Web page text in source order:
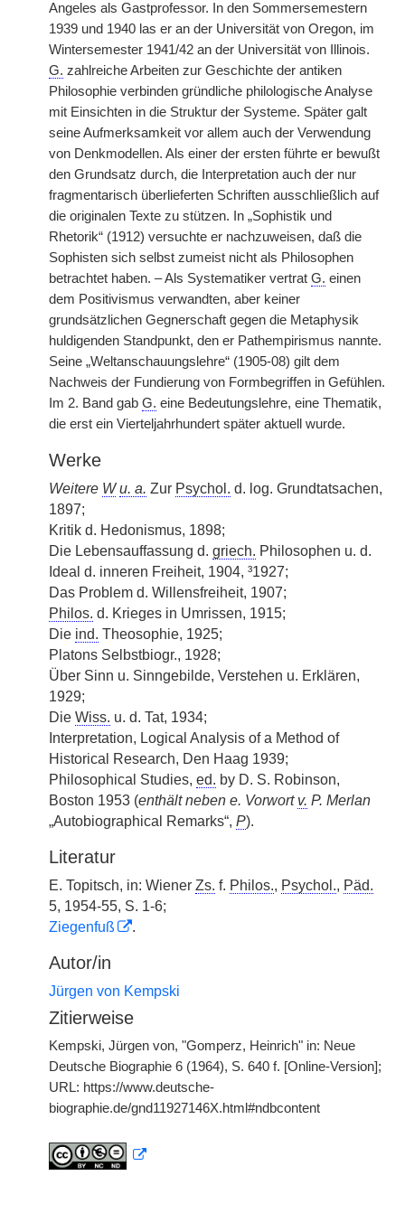
Angeles als Gastprofessor. In den Sommersemestern
1939 und 1940 las er an der Universität von Oregon, im
Wintersemester 1941/42 an der Universität von Illinois.
G. zahlreiche Arbeiten zur Geschichte der antiken
Philosophie verbinden gründliche philologische Analyse
mit Einsichten in die Struktur der Systeme. Später galt
seine Aufmerksamkeit vor allem auch der Verwendung
von Denkmodellen. Als einer der ersten führte er bewußt
den Grundsatz durch, die Interpretation auch der nur
fragmentarisch überlieferten Schriften ausschließlich auf
die originalen Texte zu stützen. In „Sophistik und
Rhetorik“ (1912) versuchte er nachzuweisen, daß die
Sophisten sich selbst zumeist nicht als Philosophen
betrachtet haben. – Als Systematiker vertrat G. einen
dem Positivismus verwandten, aber keiner
grundsätzlichen Gegnerschaft gegen die Metaphysik
huldigenden Standpunkt, den er Pathempirismus nannte.
Seine „Weltanschauungslehre“ (1905-08) gilt dem
Nachweis der Fundierung von Formbegriffen in Gefühlen.
Im 2. Band gab G. eine Bedeutungslehre, eine Thematik,
die erst ein Vierteljahrhundert später aktuell wurde.
Werke
Weitere W u. a. Zur Psychol. d. log. Grundtatsachen,
1897;
Kritik d. Hedonismus, 1898;
Die Lebensauffassung d. griech. Philosophen u. d.
Ideal d. inneren Freiheit, 1904, ³1927;
Das Problem d. Willensfreiheit, 1907;
Philos. d. Krieges in Umrissen, 1915;
Die ind. Theosophie, 1925;
Platons Selbstbiogr., 1928;
Über Sinn u. Sinngebilde, Verstehen u. Erklären,
1929;
Die Wiss. u. d. Tat, 1934;
Interpretation, Logical Analysis of a Method of
Historical Research, Den Haag 1939;
Philosophical Studies, ed. by D. S. Robinson,
Boston 1953 (enthält neben e. Vorwort v. P. Merlan
„Autobiographical Remarks“, P).
Literatur
E. Topitsch, in: Wiener Zs. f. Philos., Psychol., Päd.
5, 1954-55, S. 1-6;
Ziegenfuß
.
Autor/in
Jürgen von Kempski
Zitierweise
Kempski, Jürgen von, "Gomperz, Heinrich" in: Neue
Deutsche Biographie 6 (1964), S. 640 f. [Online-Version];
URL: https://www.deutsche-
biographie.de/gnd11927146X.html#ndbcontent